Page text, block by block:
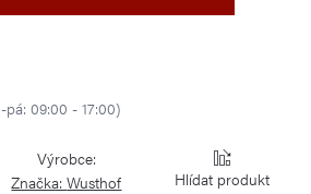
pá: 09:00 - 17:00)
Výrobce:
Značka:Wusthof Hlídat